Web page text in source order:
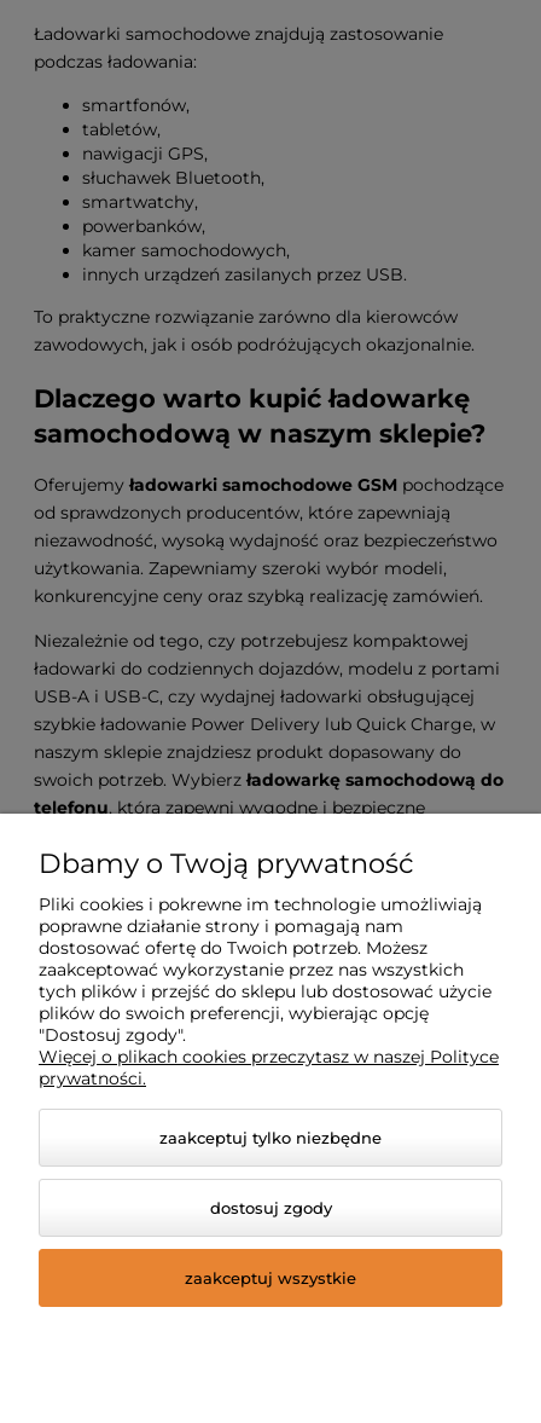
Ładowarki samochodowe znajdują zastosowanie
podczas ładowania:
smartfonów,
tabletów,
nawigacji GPS,
słuchawek Bluetooth,
smartwatchy,
powerbanków,
kamer samochodowych,
innych urządzeń zasilanych przez USB.
To praktyczne rozwiązanie zarówno dla kierowców
zawodowych, jak i osób podróżujących okazjonalnie.
Dlaczego warto kupić ładowarkę
samochodową w naszym sklepie?
Oferujemy ładowarki samochodowe GSM pochodzące
od sprawdzonych producentów, które zapewniają
niezawodność, wysoką wydajność oraz bezpieczeństwo
użytkowania. Zapewniamy szeroki wybór modeli,
konkurencyjne ceny oraz szybką realizację zamówień.
Niezależnie od tego, czy potrzebujesz kompaktowej
ładowarki do codziennych dojazdów, modelu z portami
USB-A i USB-C, czy wydajnej ładowarki obsługującej
szybkie ładowanie Power Delivery lub Quick Charge, w
naszym sklepie znajdziesz produkt dopasowany do
swoich potrzeb. Wybierz ładowarkę samochodową do
telefonu, która zapewni wygodne i bezpieczne
Darmowa dostawa
Kup więcej i oszczędzaj więcej!
Darmowa dostawa (DPD Pickup punkt
odbioru / automat paczkowy (Żabka, Dino,
Kaufland, Shell)) już od 300,00 zł.
Dbamy o Twoją prywatność
Pliki cookies i pokrewne im technologie umożliwiają
poprawne działanie strony i pomagają nam
dostosować ofertę do Twoich potrzeb. Możesz
zaakceptować wykorzystanie przez nas wszystkich
tych plików i przejść do sklepu lub dostosować użycie
plików do swoich preferencji, wybierając opcję
"Dostosuj zgody".
Więcej o plikach cookies przeczytasz w naszej Polityce
prywatności.
zaakceptuj tylko niezbędne
dostosuj zgody
zaakceptuj wszystkie